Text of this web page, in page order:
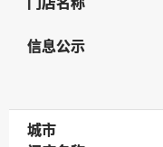
信息公示
信息公示
城市
城市